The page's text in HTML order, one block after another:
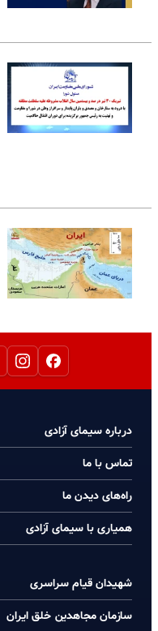
درباره سیمای آزادی
تماس با ما
راه‌های دیدن ما
همیاری با سیمای آزادی
شهیدان قیام سراسری
سازمان مجاهدین خلق ایران